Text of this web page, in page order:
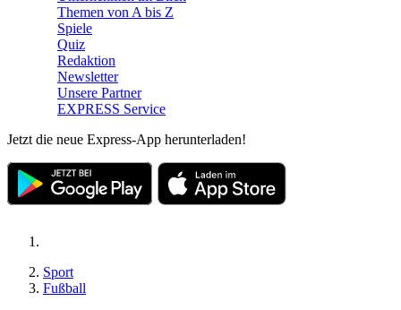
Themen von A bis Z
Spiele
Quiz
Redaktion
Newsletter
Unsere Partner
EXPRESS Service
Jetzt die neue Express-App herunterladen!
Sport
Fußball